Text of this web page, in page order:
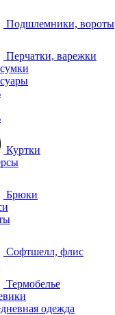
Подшлемники, вороты
Перчатки, варежки
Куртки
Брюки
Софтшелл, флис
Термобелье
одежда